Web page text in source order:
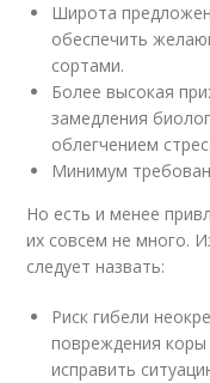
Широта
обеспечить
сортами.
Более высокая
замедления
облегчением
Минимум
Но есть и менее
их совсем не много.
следует назвать:
Риск гибели
повреждения коры
исправить